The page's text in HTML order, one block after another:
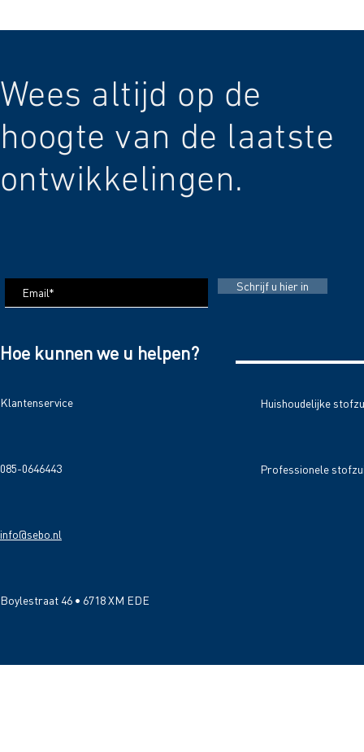
Wees altijd op de
hoogte van de laatste
ontwikkelingen.
Schrijf u hier in
Hoe kunnen we u helpen?
Klantenservice Huishoudelijke
085-0646443 Professionele
info@sebo.nl
Boylestraat 46 • 6718 XM EDE